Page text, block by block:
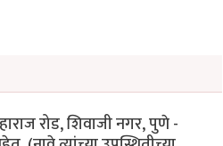
रोड, शिवाजी नगर, पुणे -